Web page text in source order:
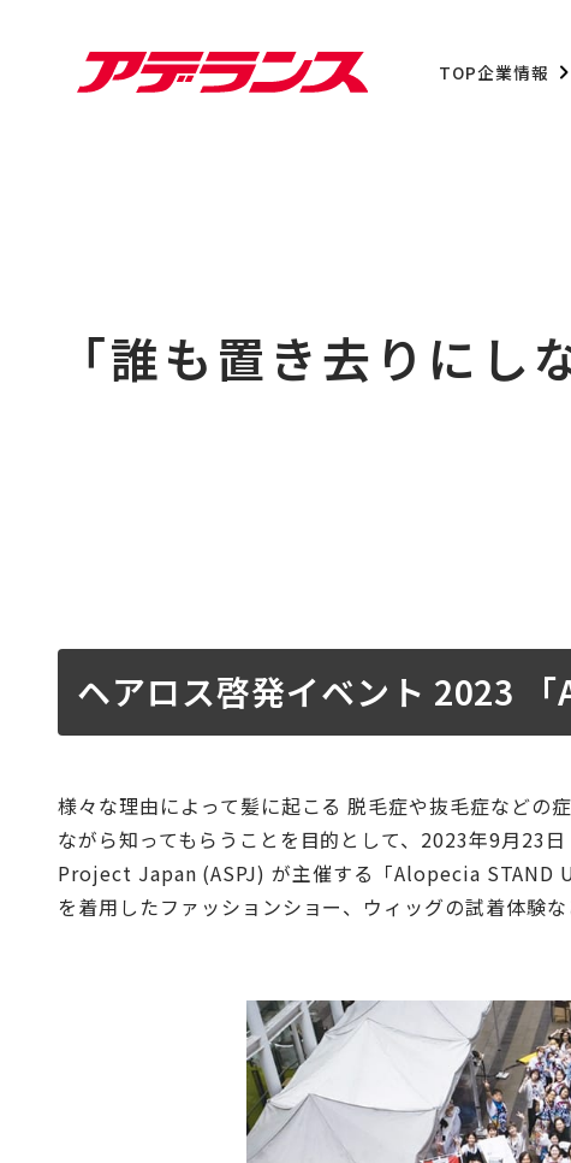
TOP企業情報
「誰も置き去りにし
ヘアロス啓発イベント 2023
様々な理由によって髪に起こる 脱毛症や抜毛症などの
ながら知ってもらうことを目的として、2023年9月23
Project Japan (ASPJ) が主催する「Alopecia STAND
を着用したファッションショー、ウィッグの試着体験な